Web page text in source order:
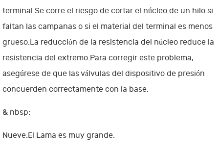
terminal.Se corre el riesgo de cortar el núcleo de un hilo si
faltan las campanas o si el material del terminal es menos
grueso.La reducción de la resistencia del núcleo reduce la
resistencia del extremo.Para corregir este problema,
asegúrese de que las válvulas del dispositivo de presión
concuerden correctamente con la base.
& nbsp;
Nueve.El Lama es muy grande.